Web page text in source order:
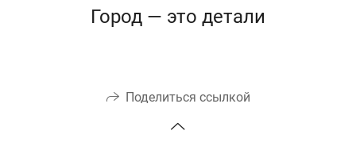
Город — это детали
Поделиться ссылкой